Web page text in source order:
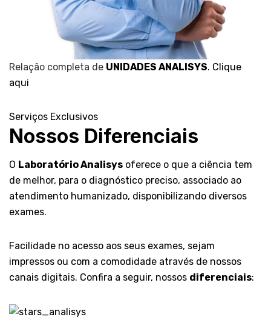
Relação completa de UNIDADES ANALISYS. Clique
aqui
Serviços Exclusivos
Nossos Diferenciais
O Laboratório Analisys oferece o que a ciência tem
de melhor, para o diagnóstico preciso, associado ao
atendimento humanizado, disponibilizando diversos
exames.
Facilidade no acesso aos seus exames, sejam
impressos ou com a comodidade através de nossos
canais digitais. Confira a seguir, nossos diferenciais: